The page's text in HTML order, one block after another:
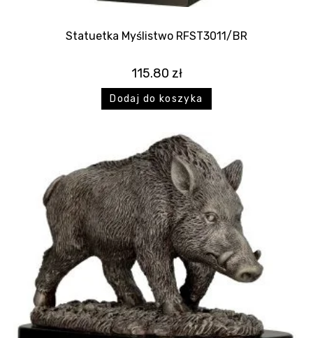
Statuetka Myślistwo RFST3011/BR
115.80 zł
Dodaj do koszyka